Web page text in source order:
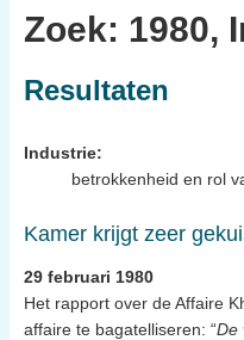
Zoek: 1980,
Resultaten
Industrie:
betrokkenheid en rol
Kamer krijgt zeer
29 februari 1980
Het rapport over de Affaire
affaire te bagatelliseren: “De